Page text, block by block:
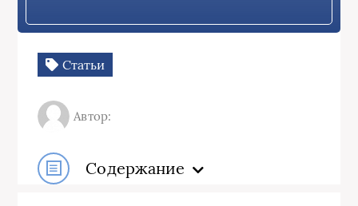
Статьи
Автор:
Содержание